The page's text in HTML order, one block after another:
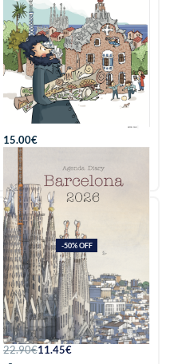
Aventura en miniatura
Gaudí (tapa dura)
15.00€
Añadir
-50% OFF
AGENDA BARCELONA
2026
22.90€11.45€